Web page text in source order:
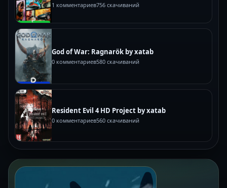
1 комментариев756 скачиваний
God of War: Ragnarök by xatab
0 комментариев580 скачиваний
Resident Evil 4 HD Project by xatab
0 комментариев560 скачиваний